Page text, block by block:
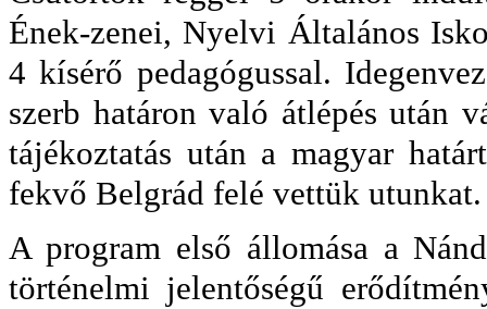
Ének-zenei, Nyelvi Általános
4 kísérő pedagógussal.
szerb határon való átlépés után
tájékoztatás után a magyar
fekvő Belgrád felé vettük utunkat.
A program első állomása a
történelmi jelentőségű